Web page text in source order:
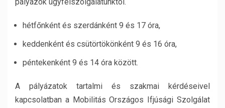
hétfőnként és szerdánként 9 és 17 óra,
keddenként és csütörtökönként 9 és 16 óra,
péntekenként 9 és 14 óra között.
A pályázatok tartalmi és szakmai kérdéseivel
kapcsolatban a Mobilitás Országos Ifjúsági Szolgálat